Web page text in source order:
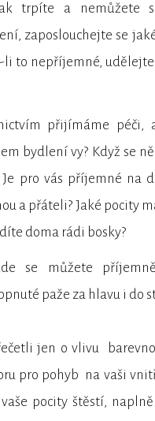
trpíte a nemůžete
zaposlouchejte se
to nepříjemné,
přijímáme péči,
bydlení vy? Když se
pro vás příjemné na
a přáteli? Jaké pocity
doma rádi bosky?
se můžete
paže za hlavu i do
jen o vlivu
pro pohyb na vaši
pocity štěstí,